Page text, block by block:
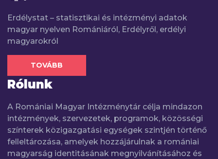
Erdélystat – statisztikai és intézményi adatok
magyar nyelven Romániáról, Erdélyről, erdélyi
magyarokról
TOVÁBB
Rólunk
A Romániai Magyar Intézménytár célja mindazon
intézmények, szervezetek, programok, közösségi
színterek közigazgatási egységek szintjén történő
felleltározása, amelyek hozzájárulnak a romániai
magyarság identitásának megnyilvánításához és